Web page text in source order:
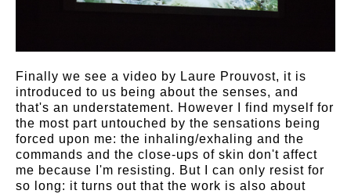
Finally we see a video by Laure Prouvost, it is
introduced to us being about the senses, and
that's an understatement. However I find myself for
the most part untouched by the sensations being
forced upon me: the inhaling/exhaling and the
commands and the close-ups of skin don't affect
me because I'm resisting. But I can only resist for
so long: it turns out that the work is also about